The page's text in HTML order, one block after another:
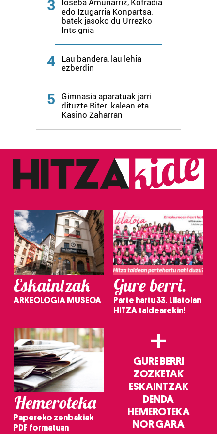
datuen atalean. Edozein unetan alda edo ken dezakezu
zure baimena Cookieen adierazpenean.
Webgune honek cookie propioak eta hirugarrenen cookie-
fitxategiak erabiltzen ditu. Zure esperientzia eta
zerbitzuak hobetzeko asmoz, cookie teknologiaz
baliatzen gara. Ohar hau onartuz gero, teknologia hori
erabiltzeko baimen esplizitua ematen diguzu.
3
Ioseba Amunarriz, Kofradia
edo Izugarria Konpartsa,
batek jasoko du Urrezko
Intsignia
4
Lau bandera, lau lehia
ezberdin
5
Gimnasia aparatuak jarri
dituzte Biteri kalean eta
Kasino Zaharran
Eskaintzak
ARKEOLOGIA MUSEOA
Gure berri.
Parte hartu 33. Lilatoian
HITZA taldearekin!
Hemeroteka
Papereko zenbakiak
PDF formatuan
+
GURE BERRI
ZOZKETAK
ESKAINTZAK
DENDA
HEMEROTEKA
NOR GARA